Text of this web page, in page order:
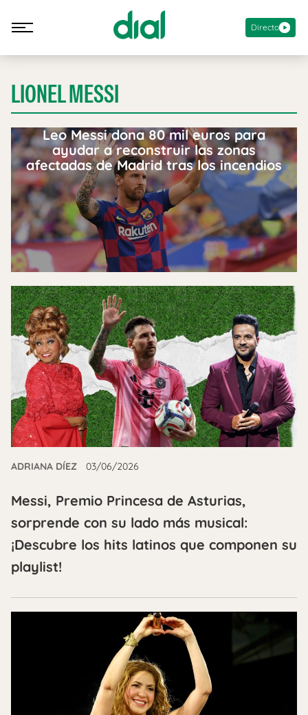
Directo
LIONEL MESSI
Leo Messi dona 80 mil euros para
ayudar a reconstruir las zonas
afectadas de Madrid tras los incendios
ADRIANA DÍEZ 03/06/2026
Messi, Premio Princesa de Asturias,
sorprende con su lado más musical:
¡Descubre los hits latinos que componen su
playlist!